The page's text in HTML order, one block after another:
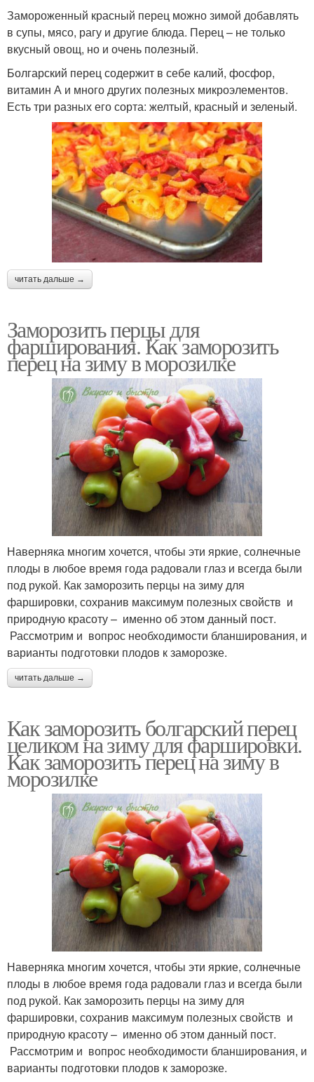
Замороженный красный перец можно зимой добавлять
в супы, мясо, рагу и другие блюда. Перец – не только
вкусный овощ, но и очень полезный.
Болгарский перец содержит в себе калий, фосфор,
витамин А и много других полезных микроэлементов.
Есть три разных его сорта: желтый, красный и зеленый.
читать дальше →
Заморозить перцы для
фарширования. Как заморозить
перец на зиму в морозилке
Наверняка многим хочется, чтобы эти яркие, солнечные
плоды в любое время года радовали глаз и всегда были
под рукой. Как заморозить перцы на зиму для
фаршировки, сохранив максимум полезных свойств и
природную красоту – именно об этом данный пост.
Рассмотрим и вопрос необходимости бланширования, и
варианты подготовки плодов к заморозке.
читать дальше →
Как заморозить болгарский перец
целиком на зиму для фаршировки.
Как заморозить перец на зиму в
морозилке
Наверняка многим хочется, чтобы эти яркие, солнечные
плоды в любое время года радовали глаз и всегда были
под рукой. Как заморозить перцы на зиму для
фаршировки, сохранив максимум полезных свойств и
природную красоту – именно об этом данный пост.
Рассмотрим и вопрос необходимости бланширования, и
варианты подготовки плодов к заморозке.